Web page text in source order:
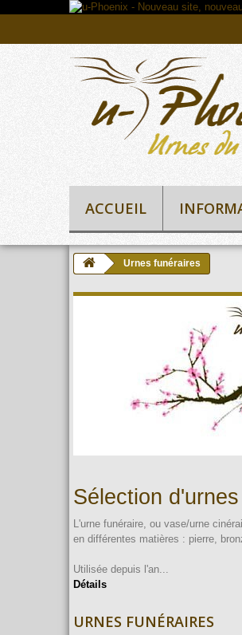
ACCUEIL
Urnes funéraires
Sélection
L'urne funéraire, ou vase/urne
en différentes matières : pierre,
Utilisée depuis l'an...
Détails
URNES FUNÉRAIRES